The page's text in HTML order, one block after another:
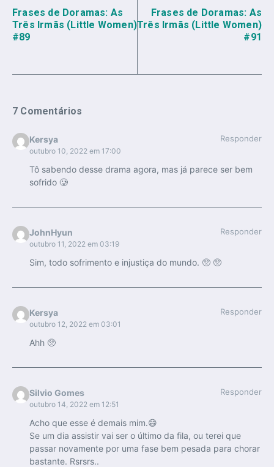
Frases de Doramas: As
Três Irmãs (Little Women)
#89
Frases de Doramas: As
Três Irmãs (Little Women)
#91
7 Comentários
Kersya
outubro 10, 2022 em 17:00
Responder
Tô sabendo desse drama agora, mas já parece ser bem
sofrido 🥲
JohnHyun
outubro 11, 2022 em 03:19
Responder
Sim, todo sofrimento e injustiça do mundo. 🥺 🥺
Kersya
outubro 12, 2022 em 03:01
Responder
Ahh 🥺
Silvio Gomes
outubro 14, 2022 em 12:51
Responder
Acho que esse é demais mim.😄
Se um dia assistir vai ser o último da fila, ou terei que
passar novamente por uma fase bem pesada para chorar
bastante. Rsrsrs..